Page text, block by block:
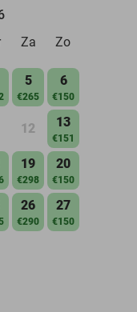
Za Zo
5
€265
6
€150
12 13
€151
19
€298
20
€150
26
€290
27
€150